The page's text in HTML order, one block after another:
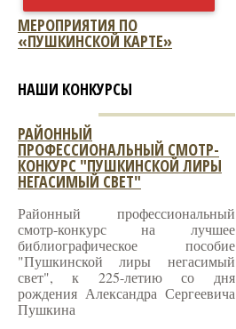
МЕРОПРИЯТИЯ ПО
«ПУШКИНСКОЙ КАРТЕ»
НАШИ КОНКУРСЫ
РАЙОННЫЙ
ПРОФЕССИОНАЛЬНЫЙ СМОТР-
КОНКУРС "ПУШКИНСКОЙ ЛИРЫ
НЕГАСИМЫЙ СВЕТ"
Районный профессиональный
смотр-конкурс на лучшее
библиографическое пособие
"Пушкинской лиры негасимый
свет", к 225-летию со дня
рождения Александра Сергеевича
Пушкина